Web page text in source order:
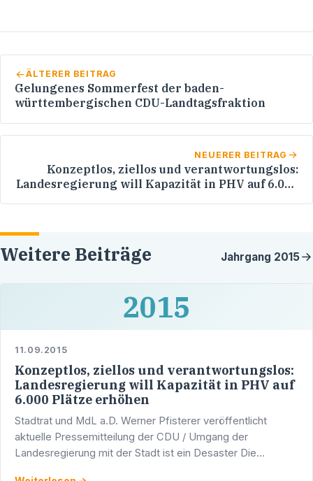
ÄLTERER BEITRAG
Gelungenes Sommerfest der baden-
württembergischen CDU-Landtagsfraktion
NEUERER BEITRAG
Konzeptlos, ziellos und verantwortungslos:
Landesregierung will Kapazität in PHV auf 6.000
Weitere Beiträge Jahrgang 2015
2015
11.09.2015
Konzeptlos, ziellos und verantwortungslos:
Landesregierung will Kapazität in PHV auf
6.000 Plätze erhöhen
Stadtrat und MdL a.D. Werner Pfisterer veröffentlicht
aktuelle Pressemitteilung der CDU / Umgang der
Landesregierung mit der Stadt ist ein Desaster Die